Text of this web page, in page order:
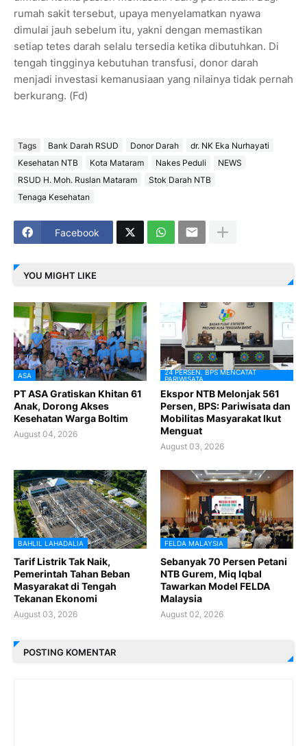
rumah sakit tersebut, upaya menyelamatkan nyawa
dimulai jauh sebelum itu, yakni dengan memastikan
setiap tetes darah selalu tersedia ketika dibutuhkan. Di
tengah tingginya kebutuhan transfusi, donor darah
menjadi investasi kemanusiaan yang nilainya tidak pernah
berkurang. (Fd)
Tags Bank Darah RSUD Donor Darah
dr. NK Eka Nurhayati
Kesehatan NTB
Kota Mataram Nakes Peduli
NEWS
RSUD H. Moh. Ruslan Mataram
Stok Darah NTB
Tenaga Kesehatan
Facebook
YOU MIGHT LIKE
ASA
PT ASA Gratiskan Khitan 61
Anak, Dorong Akses
Kesehatan Warga Boltim
August 04, 2026
24 PERSEN. BPS MENCATAT
PARIWISATA
Ekspor NTB Melonjak 561
Persen, BPS: Pariwisata dan
Mobilitas Masyarakat Ikut
Menguat
August 03, 2026
BAHLIL LAHADALIA
Tarif Listrik Tak Naik,
Pemerintah Tahan Beban
Masyarakat di Tengah
Tekanan Ekonomi
August 03, 2026
FELDA MALAYSIA
Sebanyak 70 Persen Petani
NTB Gurem, Miq Iqbal
Tawarkan Model FELDA
Malaysia
August 02, 2026
POSTING KOMENTAR